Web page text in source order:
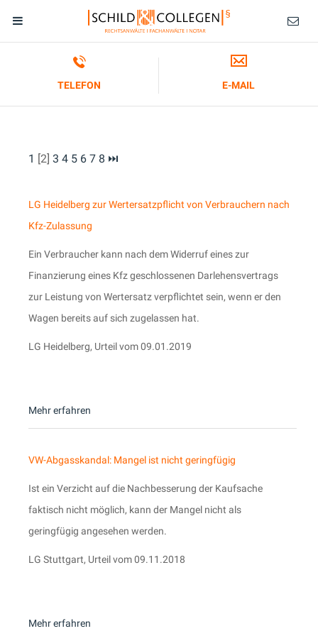
TELEFON E-MAIL
1 [2] 3 4 5 6 7 8 ⏭
LG Heidelberg zur Wertersatzpflicht von Verbrauchern nach
Kfz-Zulassung
Ein Verbraucher kann nach dem Widerruf eines zur
Finanzierung eines Kfz geschlossenen Darlehensvertrags
zur Leistung von Wertersatz verpflichtet sein, wenn er den
Wagen bereits auf sich zugelassen hat.
LG Heidelberg, Urteil vom 09.01.2019
Mehr erfahren
VW-Abgasskandal: Mangel ist nicht geringfügig
Ist ein Verzicht auf die Nachbesserung der Kaufsache
faktisch nicht möglich, kann der Mangel nicht als
geringfügig angesehen werden.
LG Stuttgart, Urteil vom 09.11.2018
Mehr erfahren